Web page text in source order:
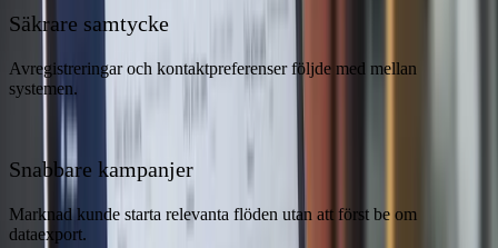
Säkrare samtycke
Avregistreringar och kontaktpreferenser följde med mellan
systemen.
Snabbare kampanjer
Marknad kunde starta relevanta flöden utan att först be om
dataexport.